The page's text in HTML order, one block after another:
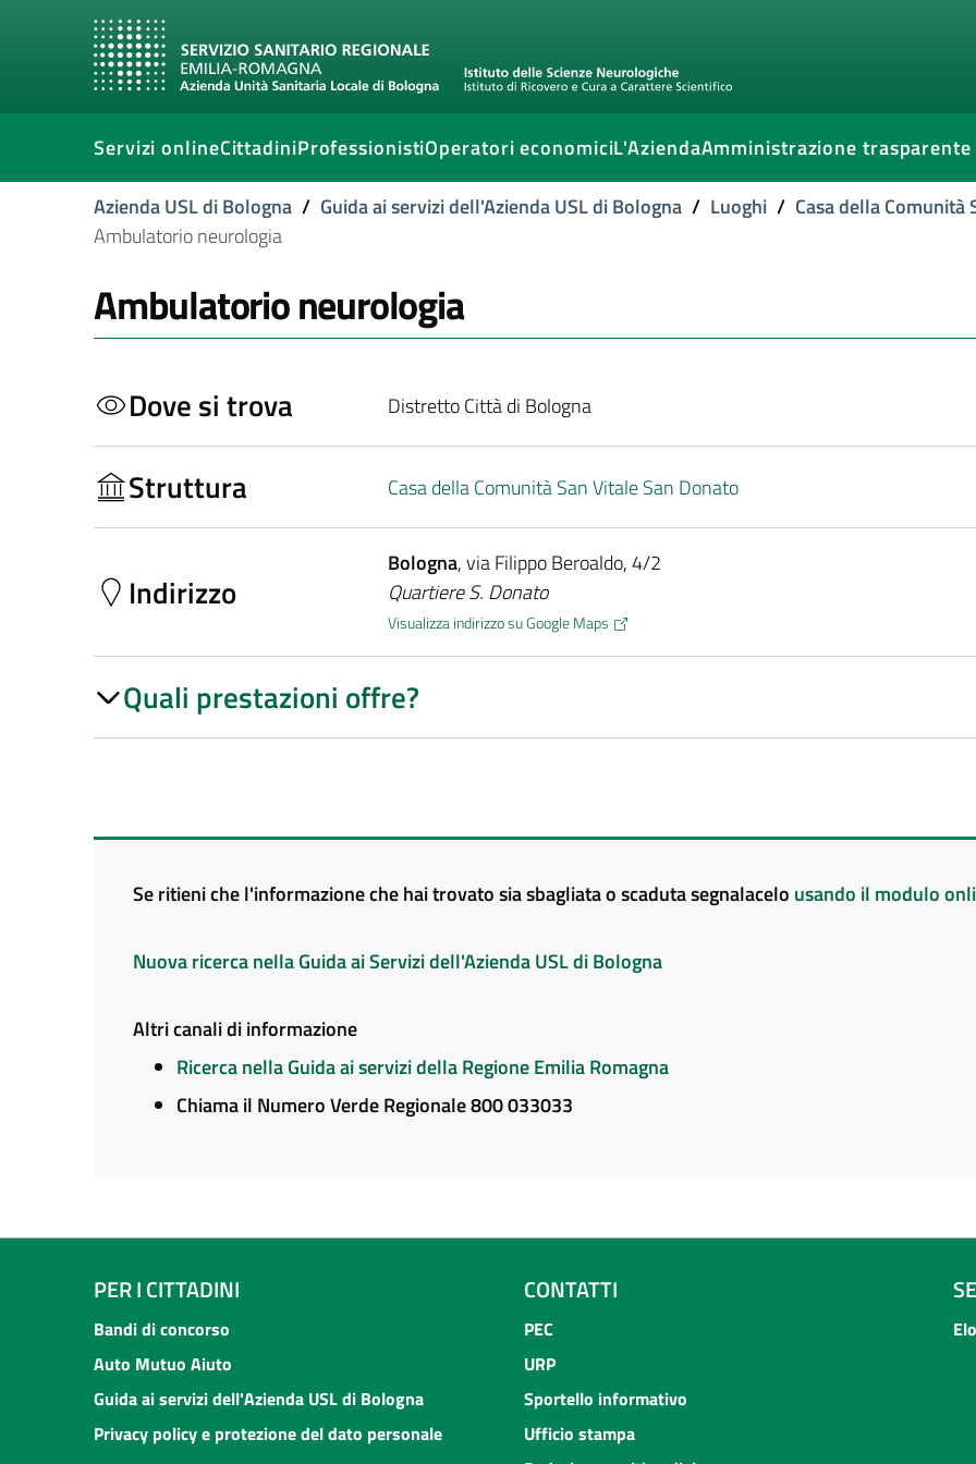
Servizi onlineCittadiniProfessionistiOperatori economiciL'AziendaAmministrazione trasparente
Azienda USL di Bologna / Guida ai servizi dell'Azienda USL di Bologna / Luoghi / Casa della Comunità
Ambulatorio neurologia
Ambulatorio neurologia
Dove si trova Distretto Città di Bologna
Struttura Casa della Comunità San Vitale San Donato
Indirizzo
Bologna, via Filippo Beroaldo, 4/2
Quartiere S. Donato
Visualizza indirizzo su Google Maps
Quali prestazioni offre?
Se ritieni che l'informazione che hai trovato sia sbagliata o scaduta segnalacelo usando il modulo
Nuova ricerca nella Guida ai Servizi dell'Azienda USL di Bologna
Altri canali di informazione
Ricerca nella Guida ai servizi della Regione Emilia Romagna
Chiama il Numero Verde Regionale 800 033033
PER I CITTADINI
Bandi di concorso
Auto Mutuo Aiuto
Guida ai servizi dell'Azienda USL di Bologna
Privacy policy e protezione del dato personale
CONTATTI
PEC
URP
Sportello informativo
Ufficio stampa